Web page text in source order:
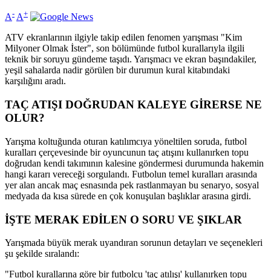
A- A+
ATV ekranlarının ilgiyle takip edilen fenomen yarışması "Kim
Milyoner Olmak İster", son bölümünde futbol kurallarıyla ilgili
teknik bir soruyu gündeme taşıdı. Yarışmacı ve ekran başındakiler,
yeşil sahalarda nadir görülen bir durumun kural kitabındaki
karşılığını aradı.
TAÇ ATIŞI DOĞRUDAN KALEYE GİRERSE NE
OLUR?
Yarışma koltuğunda oturan katılımcıya yöneltilen soruda, futbol
kuralları çerçevesinde bir oyuncunun taç atışını kullanırken topu
doğrudan kendi takımının kalesine göndermesi durumunda hakemin
hangi kararı vereceği sorgulandı. Futbolun temel kuralları arasında
yer alan ancak maç esnasında pek rastlanmayan bu senaryo, sosyal
medyada da kısa sürede en çok konuşulan başlıklar arasına girdi.
İŞTE MERAK EDİLEN O SORU VE ŞIKLAR
Yarışmada büyük merak uyandıran sorunun detayları ve seçenekleri
şu şekilde sıralandı:
"Futbol kurallarına göre bir futbolcu 'taç atılışı' kullanırken topu